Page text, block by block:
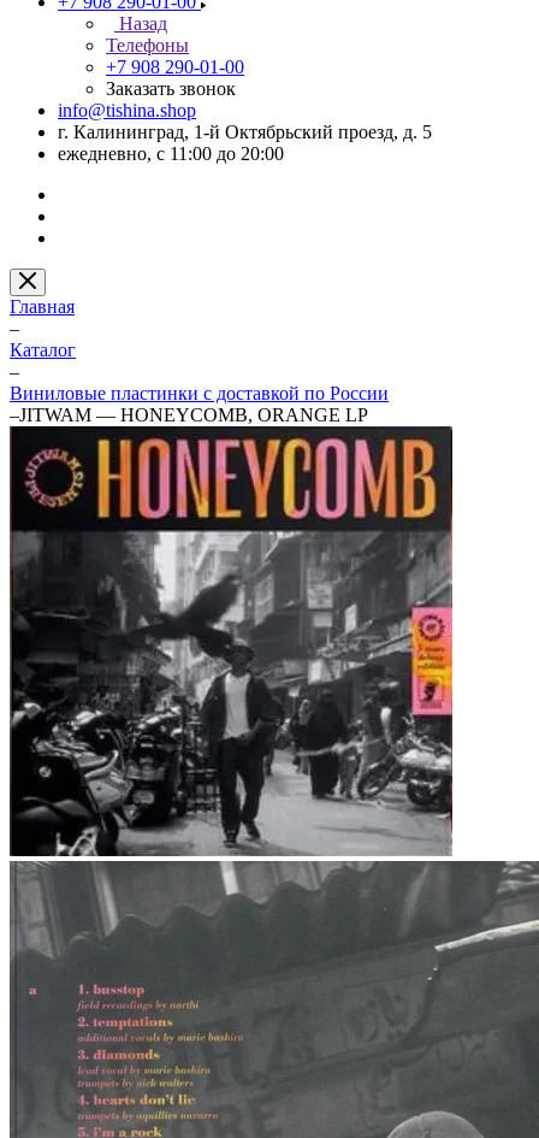
Назад
Телефоны
+7 908 290-01-00
Заказать звонок
info@tishina.shop
г. Калининград, 1-й Октябрьский проезд, д. 5
ежедневно, с 11:00 до 20:00
Главная
–
Каталог
–
Виниловые пластинки с доставкой по России
–JITWAM — HONEYCOMB, ORANGE LP